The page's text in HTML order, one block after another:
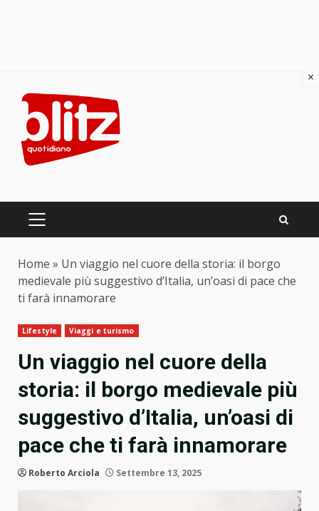
content
PRIMARY
Home » Un viaggio nel cuore della storia: il borgo
medievale più suggestivo d’Italia, un’oasi di pace che
ti farà innamorare
Lifestyle Viaggi e turismo
Un viaggio nel cuore della
storia: il borgo medievale più
suggestivo d’Italia, un’oasi di
pace che ti farà innamorare
Roberto Arciola Settembre 13, 2025
×